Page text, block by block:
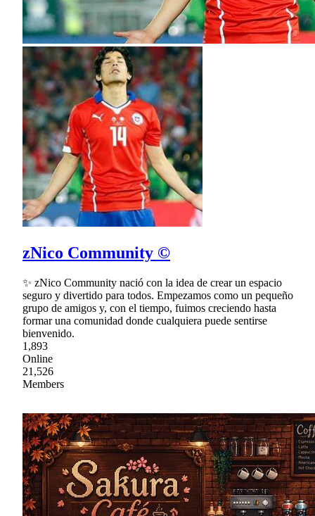
zNico Community ©
✨ zNico Community nació con la idea de crear un espacio
seguro y divertido para todos. Empezamos como un pequeño
grupo de amigos y, con el tiempo, fuimos creciendo hasta
formar una comunidad donde cualquiera puede sentirse
bienvenido.
1,893
Online
21,526
Members